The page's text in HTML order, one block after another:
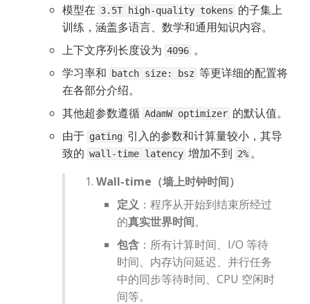
模型在 3.5T high-quality tokens 的子集上
训练，涵盖多语言、数学和通用知识内容。
上下文序列长度设为 4096 。
学习率和
batch size: bsz 等更详细的配置将
在各部分介绍。
其他超参数遵循 AdamW optimizer 的默认值。
由于 gating 引入的参数和计算量较小，其导
致的 wall-time latency 增加不到 2% 。
Wall-time（墙上时钟时间）
定义 ：程序从开始到结束所经过
的真实世界时间。
包含 ：所有计算时间、I/O 等待
时间、内存访问延迟、并行任务
中的同步等待时间、CPU 空闲时
间等。